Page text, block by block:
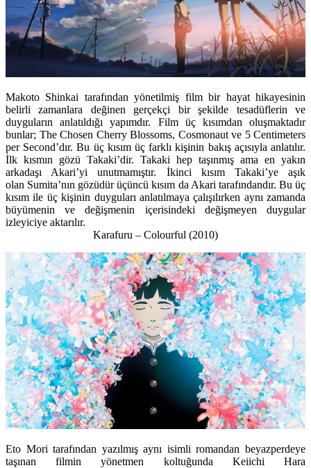
Makoto Shinkai tarafından yönetilmiş film bir hayat hikayesinin
belirli zamanlara değinen gerçekçi bir şekilde tesadüflerin ve
duyguların anlatıldığı yapımdır. Film üç kısımdan oluşmaktadır
bunlar; The Chosen Cherry Blossoms, Cosmonaut ve 5 Centimeters
per Second’dır. Bu üç kısım üç farklı kişinin bakış açısıyla anlatılır.
İlk kısmın gözü Takaki’dir. Takaki hep taşınmış ama en yakın
arkadaşı Akari’yi unutmamıştır. İkinci kısım Takaki’ye aşık
olan Sumita’nın gözüdür üçüncü kısım da Akari tarafındandır. Bu üç
kısım ile üç kişinin duyguları anlatılmaya çalışılırken aynı zamanda
büyümenin ve değişmenin içerisindeki değişmeyen duygular
izleyiciye aktarılır.
Karafuru – Colourful (2010)
Eto Mori tarafından yazılmış aynı isimli romandan beyazperdeye
taşınan filmin yönetmen koltuğunda Keiichi Hara